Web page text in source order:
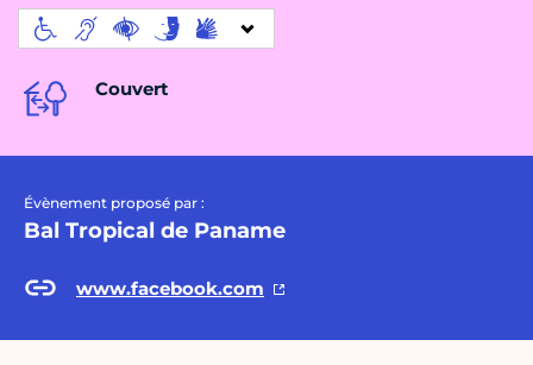
Couvert
Évènement proposé par :
Bal Tropical de Paname
www.facebook.com